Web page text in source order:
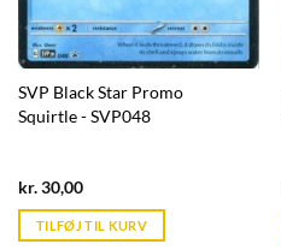
SVP Black Star Promo
Squirtle - SVP048
kr.30,00Current
is:
kr. 39,95.
TILFØJ TIL KURV